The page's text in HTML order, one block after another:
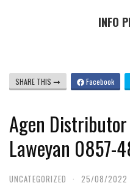
INFO
SHARE THIS Facebook
Agen
Laweyan 0857-
UNCATEGORIZED · 25/08/2022